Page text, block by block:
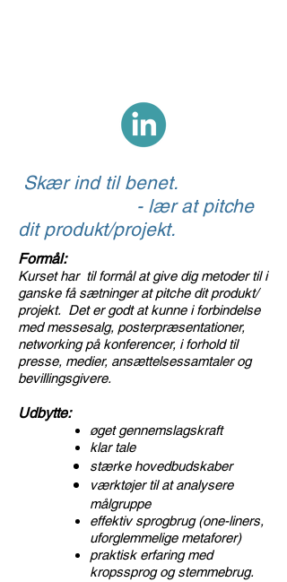
Skær ind til benet.
- lær at pitche
dit produkt/projekt.
Formål:
Kurset har til formål at give dig metoder til i
ganske få sætninger at pitche dit produkt/
projekt. Det er godt at kunne i forbindelse
med messesalg, posterpræsentationer,
networking på konferencer, i forhold til
presse, medier, ansættelsessamtaler og
bevillingsgivere.
Udbytte:
øget gennemslagskraft
klar tale
stærke hovedbudskaber
værktøjer til at analysere
målgruppe
effektiv sprogbrug (one-liners,
uforglemmelige metaforer)
praktisk erfaring med
kropssprog og stemmebrug.